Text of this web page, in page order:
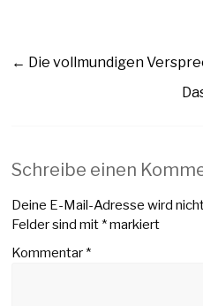
← Die vollmundigen
Schreibe einen
Deine E-Mail-Adresse wird
Felder sind mit*markiert
Kommentar*